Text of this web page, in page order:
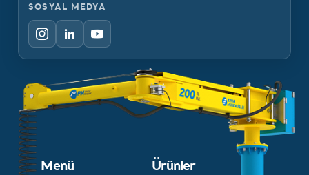
SOSYAL MEDYA
Menü Ürünler